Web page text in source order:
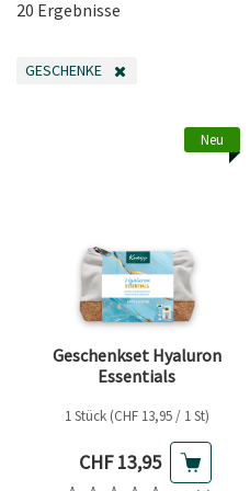
20 Ergebnisse
GESCHENKE
Neu
Geschenkset Hyaluron
Essentials
1 Stück (CHF 13,95 / 1 St)
Aktueller Preis
CHF 13,95